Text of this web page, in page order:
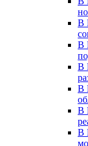
В
В
В
В
В
В